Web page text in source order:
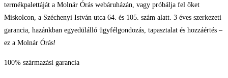
termékpalettáját a Molnár Órás webáruházán, vagy próbálja fel őket
Miskolcon, a Széchenyi István utca 64. és 105. szám alatt. 3 éves szerkezeti
garancia, hazánkban egyedülálló ügyfélgondozás, tapasztalat és hozzáértés –
ez a Molnár Órás!
100% származási garancia